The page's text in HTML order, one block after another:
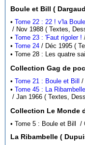
Boule et Bill (
•Tome 22 : 22 ! v'la
•Tome 23 : 'Faut rigoler !
•Tome 24
Collection Gag de
•Tome 21 : Boule et Bill
•Tome 45 : La
Collection Le Monde
La Ribambelle (